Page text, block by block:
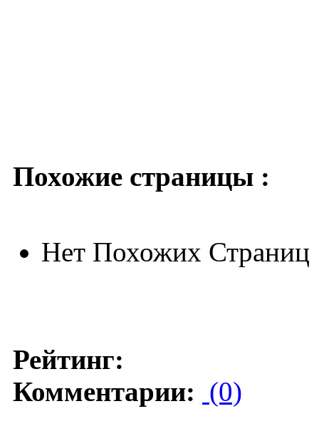
Похожие страницы :
Нет Похожих Страниц
Рейтинг:
Комментарии: (0)